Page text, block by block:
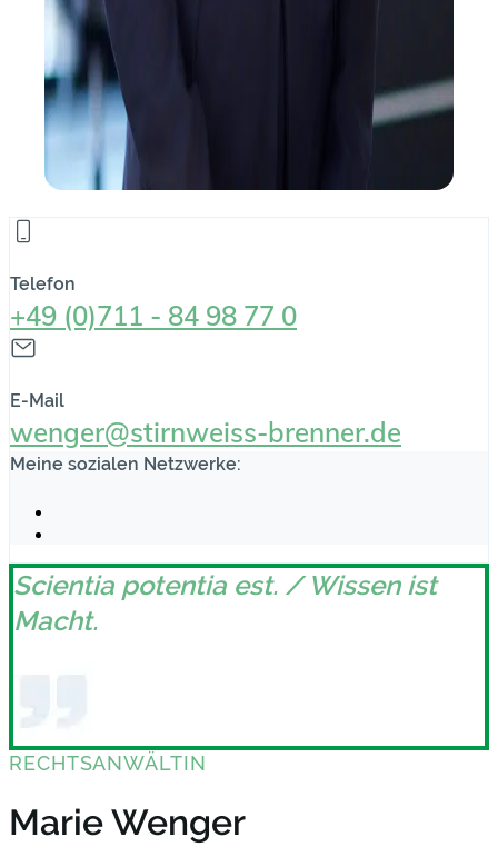
Telefon
+49 (0)711 - 84 98 77 0
E-Mail
wenger@stirnweiss-brenner.de
Meine sozialen Netzwerke:
Scientia potentia est. / Wissen ist
Macht.
RECHTSANWÄLTIN
Marie Wenger